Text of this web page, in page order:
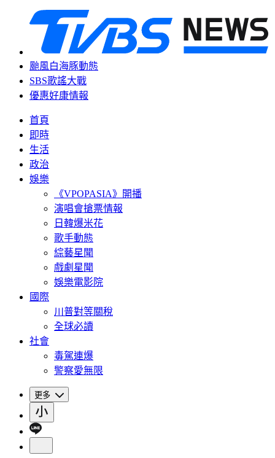
颱風白海豚動態
SBS歌謠大戰
優惠好康情報
首頁
即時
生活
政治
娛樂
《VPOPASIA》開播
演唱會搶票情報
日韓爆米花
歌手動態
綜藝星聞
戲劇星聞
娛樂電影院
國際
川普對等關稅
全球必讀
社會
毒駕連爆
警察愛無限
更多